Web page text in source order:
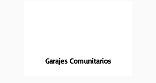
Garajes Comunitarios